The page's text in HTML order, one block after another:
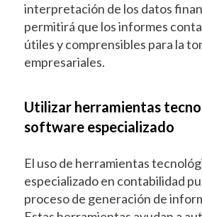
interpretación de los datos
permitirá que los informes
útiles y comprensibles para la
empresariales.
Utilizar herramientas
software especializado
El uso de herramientas
especializado en contabilidad
proceso de generación de